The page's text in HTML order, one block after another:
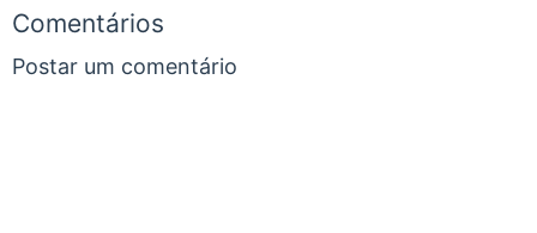
Comentários
Postar um comentário